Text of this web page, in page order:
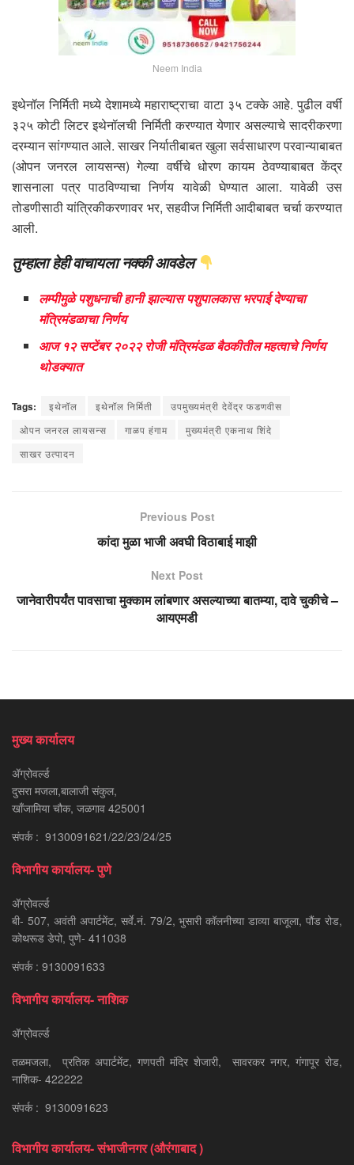
Neem India
इथेनॉल निर्मिती मध्ये देशामध्ये महाराष्ट्राचा वाटा ३५ टक्के आहे. पुढील वर्षी
३२५ कोटी लिटर इथेनॉलची निर्मिती करण्यात येणार असल्याचे सादरीकरणा
दरम्यान सांगण्यात आले. साखर निर्यातीबाबत खुला सर्वसाधारण परवान्याबाबत
(ओपन जनरल लायसन्स) गेल्या वर्षीचे धोरण कायम ठेवण्याबाबत केंद्र
शासनाला पत्र पाठविण्याचा निर्णय यावेळी घेण्यात आला. यावेळी उस
तोडणीसाठी यांत्रिकीकरणावर भर, सहवीज निर्मिती आदीबाबत चर्चा करण्यात
आली.
तुम्हाला हेही वाचायला नक्की आवडेल
लम्पीमुळे पशुधनाची हानी झाल्यास पशुपालकास भरपाई देण्याचा
मंत्रिमंडळाचा निर्णय
आज १२ सप्टेंबर २०२२ रोजी मंत्रिमंडळ बैठकीतील महत्वाचे निर्णय
थोडक्यात
Tags: इथेनॉल इथेनॉल निर्मिती
उपमुख्यमंत्री देवेंद्र फडणवीस
ओपन जनरल लायसन्स
गाळप हंगाम
मुख्यमंत्री एकनाथ शिंदे
साखर उत्पादन
Previous Post
कांदा मुळा भाजी अवघी विठाबाई माझी
Next Post
जानेवारीपर्यंत पावसाचा मुक्काम लांबणार असल्याच्या बातम्या, दावे चुकीचे –
आयएमडी
मुख्य कार्यालय
ॲग्रोवर्ल्ड
दुसरा मजला,बालाजी संकुल,
खाँजामिया चौक, जळगाव 425001
संपर्क : 9130091621/22/23/24/25
विभागीय कार्यालय- पुणे
ॲग्रोवर्ल्ड
बी- 507, अवंती अपार्टमेंट, सर्वे.नं. 79/2, भुसारी कॉलनीच्या डाव्या बाजूला, पौंड रोड,
कोथरूड डेपो, पुणे- 411038
संपर्क : 9130091633
विभागीय कार्यालय- नाशिक
ॲग्रोवर्ल्ड
तळमजला, प्रतिक अपार्टमेंट, गणपती मंदिर शेजारी, सावरकर नगर, गंगापूर रोड,
नाशिक- 422222
संपर्क : 9130091623
विभागीय कार्यालय- संभाजीनगर (औरंगाबाद )